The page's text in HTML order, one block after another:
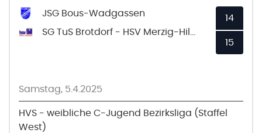
JSG Bous-Wadgassen
14
15
Samstag, 5.4.2025
HVS - weibliche C-Jugend Bezirksliga (Staffel
West)